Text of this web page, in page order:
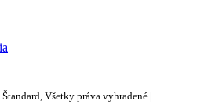
Všetky práva vyhradené |